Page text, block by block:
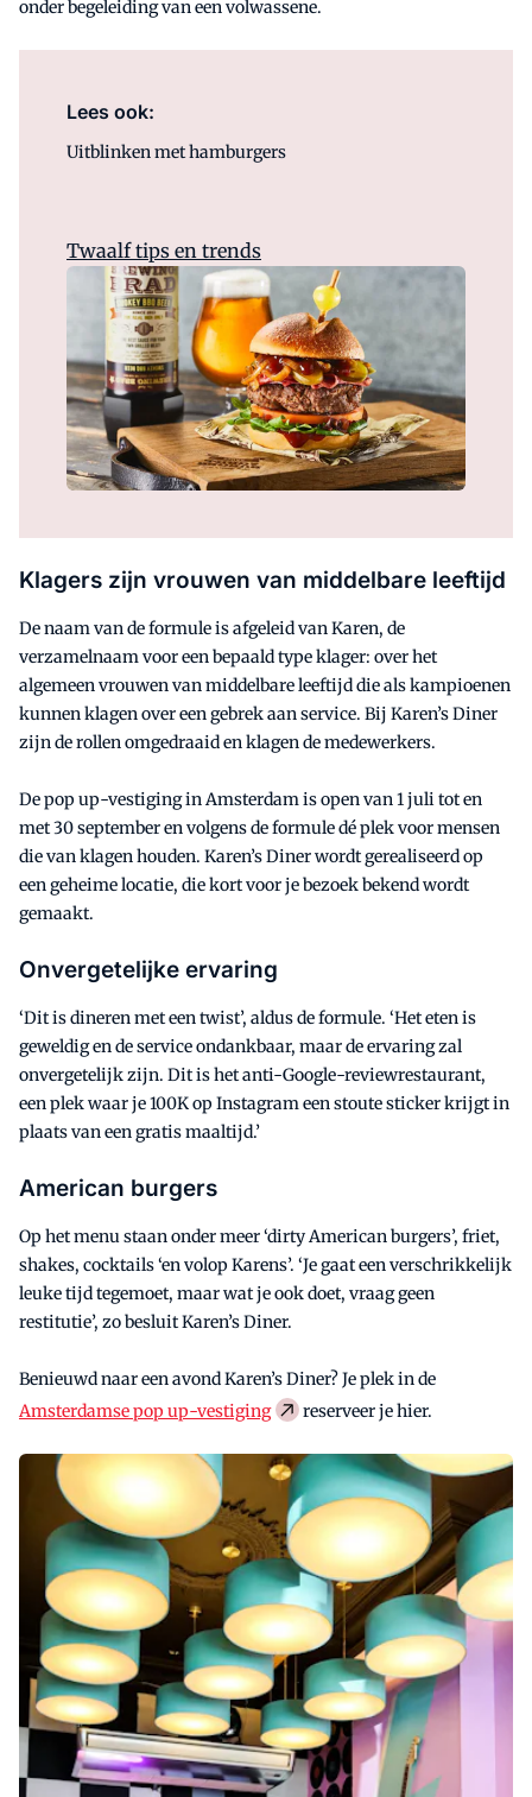
onder begeleiding van een volwassene.
Lees ook:
Uitblinken met hamburgers
Twaalf tips en trends
Klagers zijn vrouwen van middelbare leeftijd
De naam van de formule is afgeleid van Karen, de
verzamelnaam voor een bepaald type klager: over het
algemeen vrouwen van middelbare leeftijd die als kampioenen
kunnen klagen over een gebrek aan service. Bij Karen’s Diner
zijn de rollen omgedraaid en klagen de medewerkers.
De pop up-vestiging in Amsterdam is open van 1 juli tot en
met 30 september en volgens de formule dé plek voor mensen
die van klagen houden. Karen’s Diner wordt gerealiseerd op
een geheime locatie, die kort voor je bezoek bekend wordt
gemaakt.
Onvergetelijke ervaring
‘Dit is dineren met een twist’, aldus de formule. ‘Het eten is
geweldig en de service ondankbaar, maar de ervaring zal
onvergetelijk zijn. Dit is het anti-Google-reviewrestaurant,
een plek waar je 100K op Instagram een stoute sticker krijgt in
plaats van een gratis maaltijd.’
American burgers
Op het menu staan onder meer ‘dirty American burgers’, friet,
shakes, cocktails ‘en volop Karens’. ‘Je gaat een verschrikkelijk
leuke tijd tegemoet, maar wat je ook doet, vraag geen
restitutie’, zo besluit Karen’s Diner.
Benieuwd naar een avond Karen’s Diner? Je plek in de
Amsterdamse pop up-vestiging
reserveer je hier.